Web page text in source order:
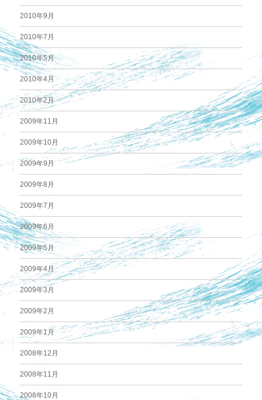
2010年9月
2010年7月
2010年5月
2010年4月
2010年2月
2009年11月
2009年10月
2009年9月
2009年8月
2009年7月
2009年6月
2009年5月
2009年4月
2009年3月
2009年2月
2009年1月
2008年12月
2008年11月
2008年10月